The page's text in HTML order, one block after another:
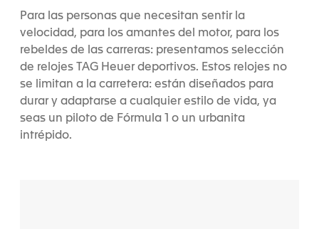
Para las personas que necesitan sentir la
velocidad, para los amantes del motor, para los
rebeldes de las carreras: presentamos selección
de relojes TAG Heuer deportivos. Estos relojes no
se limitan a la carretera: están diseñados para
durar y adaptarse a cualquier estilo de vida, ya
seas un piloto de Fórmula 1 o un urbanita
intrépido.